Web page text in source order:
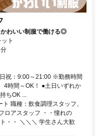
わいい制服で働ける◎
ト
祝：9:00～21:00 ※勤務時間
4時間～OK！ ●土日いずれか
ちOK ...
職種：飲食調理スタッフ、
ロアスタッフ ・・憧れの
・・ ＼＼＼ 学生さん大歓